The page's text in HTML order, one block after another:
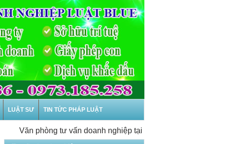
LUẬT SƯ TIN TỨC PHÁP LUẬT
Văn phòng tư vấn doanh nghiệp tại Thanh Hóa